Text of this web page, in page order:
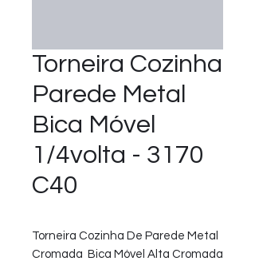
Torneira Cozinha
Parede Metal
Bica Móvel
1/4volta - 3170
C40
Torneira Cozinha De Parede Metal
Cromada Bica Móvel Alta Cromada